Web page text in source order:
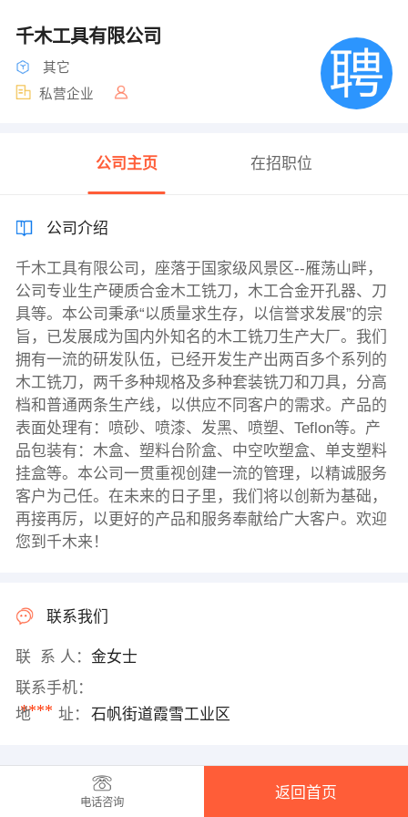
千木工具有限公司
其它
私营企业
公司主页 在招职位
公司介绍
千木工具有限公司，座落于国家级风景区--雁荡山畔，
公司专业生产硬质合金木工铣刀，木工合金开孔器、刀
具等。本公司秉承“以质量求生存，以信誉求发展”的宗
旨，已发展成为国内外知名的木工铣刀生产大厂。我们
拥有一流的研发队伍，已经开发生产出两百多个系列的
木工铣刀，两千多种规格及多种套装铣刀和刀具，分高
档和普通两条生产线，以供应不同客户的需求。产品的
表面处理有：喷砂、喷漆、发黑、喷塑、Teflon等。产
品包装有：木盒、塑料台阶盒、中空吹塑盒、单支塑料
挂盒等。本公司一贯重视创建一流的管理，以精诚服务
客户为己任。在未来的日子里，我们将以创新为基础，
再接再厉，以更好的产品和服务奉献给广大客户。欢迎
您到千木来！
联系我们
联 系 人： 金女士
联系手机：
****
地 址： 石帆街道霞雪工业区
电话咨询
返回首页